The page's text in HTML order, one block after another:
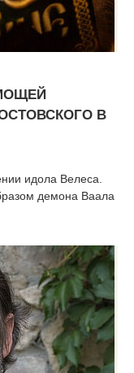
В
идола Велеса.
демона Ваала